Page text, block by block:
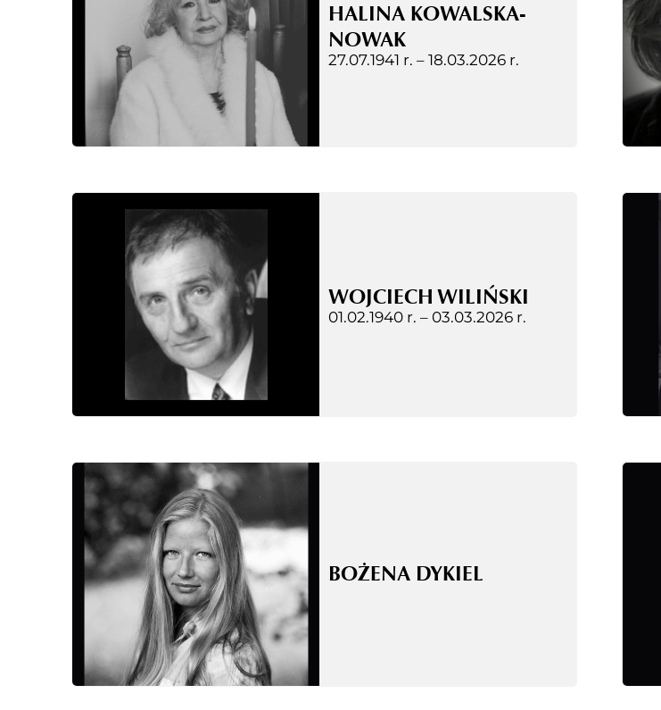
HALINA KOWALSKA-
NOWAK
27.07.1941 r. –18.03.2026 r.
WOJCIECH WILIŃSKI
01.02.1940 r. – 03.03.2026 r.
BOŻENA DYKIEL